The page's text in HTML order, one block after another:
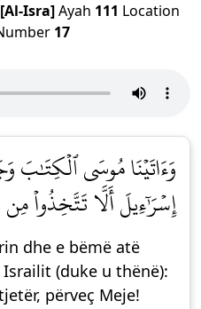
Isra]Ayah 111 Location
17
وَءَاتَيۡنَا مُوسَى ٱلۡكِتَٰبَ
إِسۡرَٰٓءِيلَ أَلَّا تَتَّخِذُواْ مِن
dhe e bëmë atë
(duke u thënë):
përveç Meje!